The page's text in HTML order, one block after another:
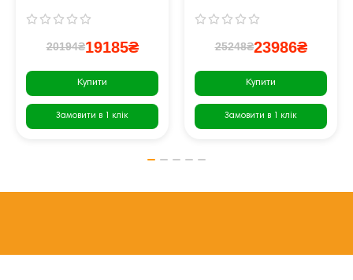
20194₴19185₴
Купити
Замовити в 1 клік
25248₴23986₴
Купити
Замовити в 1 клік